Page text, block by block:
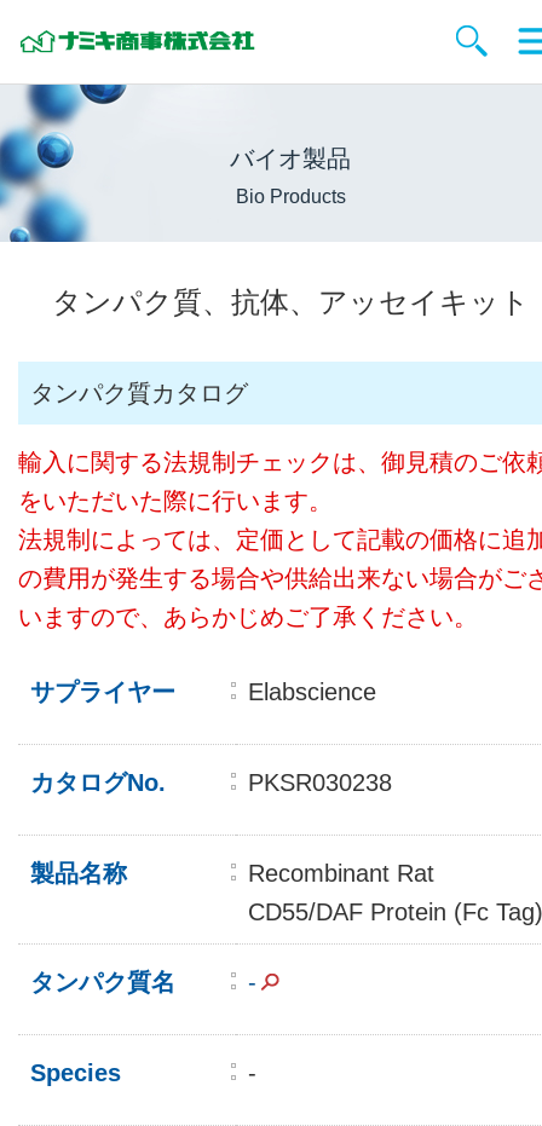
バイオ製品
Bio Products
タンパク質、抗体、アッセイキット
タンパク質カタログ
輸入に関する法規制チェックは、御見積のご依
をいただいた際に行います。
法規制によっては、定価として記載の価格に追
の費用が発生する場合や供給出来ない場合がご
いますので、あらかじめご了承ください。
サプライヤー Elabscience
カタログNo. PKSR030238
製品名称
Recombinant Rat
CD55/DAF Protein (Fc Tag)
タンパク質名 -
Species -